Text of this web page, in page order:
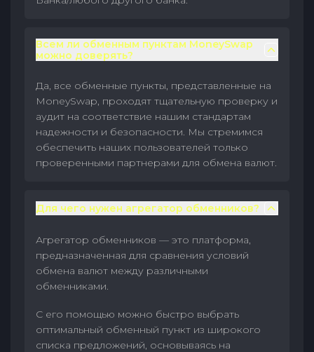
Всем ли обменным пунктам MoneySwap
можно доверять?
Да, все обменные пункты, представленные на
MoneySwap, проходят тщательную проверку и
аудит на соответствие нашим стандартам
надежности и безопасности. Мы стремимся
обеспечить наших пользователей только
проверенными партнерами для обмена валют.
Для чего нужен агрегатор обменников?
Агрегатор обменников — это платформа,
предназначенная для сравнения условий
обмена валют между различными
обменниками.
С его помощью можно быстро выбрать
оптимальный обменный пункт из широкого
списка предложений, основываясь на